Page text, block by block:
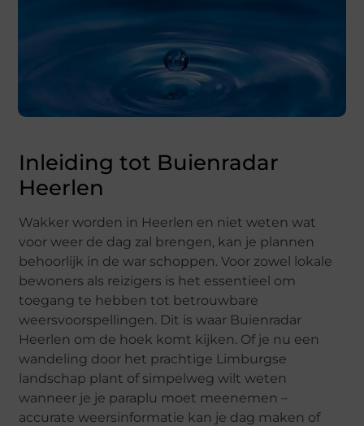
Inleiding tot Buienradar
Heerlen
Wakker worden in Heerlen en niet weten wat
voor weer de dag zal brengen, kan je plannen
behoorlijk in de war schoppen. Voor zowel lokale
bewoners als reizigers is het essentieel om
toegang te hebben tot betrouwbare
weersvoorspellingen. Dit is waar Buienradar
Heerlen om de hoek komt kijken. Of je nu een
wandeling door het prachtige Limburgse
landschap plant of simpelweg wilt weten
wanneer je je paraplu moet meenemen –
accurate weersinformatie kan je dag maken of